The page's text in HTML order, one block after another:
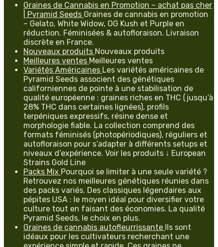
Graines de Cannabis en Promotion – achat pas cher
| Pyramid Seeds Graines de cannabis en promotion
– Gelato, White Widow, OG Kush et Purple en
réduction. Féminisées & autofloraison. Livraison
discrète en France.
Nouveaux produits Nouveaux produits
Meilleures ventes Meilleures ventes
Variétés Américaines Les variétés américaines de
Pyramid Seeds associent des génétiques
californiennes de pointe à une stabilisation de
qualité européenne : graines riches en THC (jusqu’à
28% THC dans certaines lignées), profils
terpéniques expressifs, résine dense et
morphologie fiable. La collection comprend des
formats féminisés (photopériodiques), réguliers et
autofloraison pour s’adapter à différents setups et
niveaux d’expérience. Voir les produits ↓ European
Strains Gold Line
Packs Mix Pourquoi se limiter à une seule variété ?
Retrouvez nos meilleures génétiques réunies dans
des packs variés. Des classiques légendaires aux
pépites USA : le moyen idéal pour diversifier votre
culture tout en faisant des économies. La qualité
Pyramid Seeds, le choix en plus.
Graines de cannabis autofleurrissante
Ils sont
idéaux pour les cultivateurs recherchant une